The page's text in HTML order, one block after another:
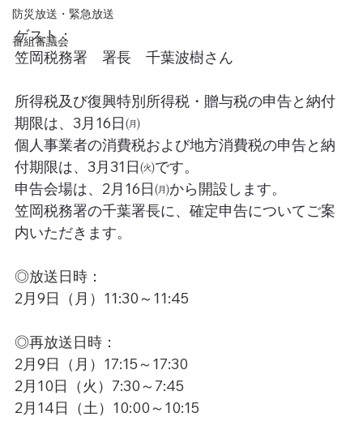
防災放送・緊急放送
番組審議会
ゲスト：
笠岡税務署　署長　千葉波樹さん
所得税及び復興特別所得税・贈与税の申告と納付
期限は、3月16日㈪
個人事業者の消費税および地方消費税の申告と納
付期限は、3月31日㈫です。
申告会場は、2月16日㈪から開設します。
笠岡税務署の千葉署長に、確定申告についてご案
内いただきます。
◎放送日時：
2月9日（月）11:30～11:45
◎再放送日時：
2月9日（月）17:15～17:30
2月10日（火）7:30～7:45
2月14日（土）10:00～10:15